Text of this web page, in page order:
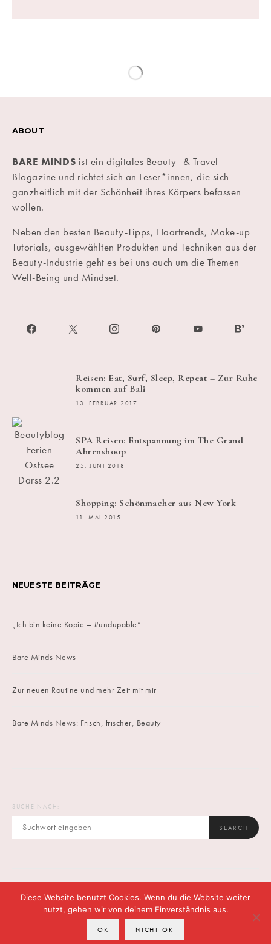
ABOUT
BARE MINDS ist ein digitales Beauty- & Travel-
Blogazine und richtet sich an Leser*innen, die sich
ganzheitlich mit der Schönheit ihres Körpers befassen
wollen.
Neben den besten Beauty-Tipps, Haartrends, Make-up
Tutorials, ausgewählten Produkten und Techniken aus der
Beauty-Industrie geht es bei uns auch um die Themen
Well-Being und Mindset.
Reisen: Eat, Surf, Sleep, Repeat – Zur Ruhe
kommen auf Bali
13. FEBRUAR 2017
SPA Reisen: Entspannung im The Grand
Ahrenshoop
25. JUNI 2018
Shopping: Schönmacher aus New York
11. MAI 2015
NEUESTE BEITRÄGE
„Ich bin keine Kopie – #undupable“
Bare Minds News
Zur neuen Routine und mehr Zeit mit mir
Bare Minds News: Frisch, frischer, Beauty
SUCHE NACH:
SEARCH
DATENSCHUTZ CONTACT
Diese Website benutzt Cookies. Wenn du die Website weiter
nutzt, gehen wir von deinem Einverständnis aus.
OK NICHT OK